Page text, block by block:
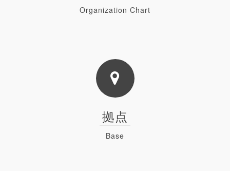
Organization Chart
拠点
Base